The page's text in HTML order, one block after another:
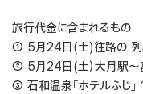
旅行代金に含まれるもの
① 5月24日(土)往路の 列車
② 5月24日(土）大月駅〜
③ 石和温泉「ホテルふじ